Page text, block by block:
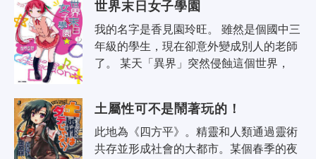
世界末日女子學園
我的名字是香見園玲旺。 雖然是個國中三
年級的學生，現在卻意外變成別人的老師
了。 某天「異界」突然侵蝕這個世界，
土屬性可不是鬧著玩的！
此地為《四方平》。精靈和人類通過靈術
共存並形成社會的大都市。某個春季的夜